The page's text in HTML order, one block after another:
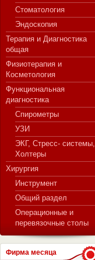
Стоматология
Эндоскопия
Терапия и Диагностика
общая
Физиотерапия и
Косметология
Функциональная
диагностика
Спирометры
УЗИ
ЭКГ, Стресс- системы,
Холтеры
Хирургия
Инструмент
Общий раздел
Операционные и
перевязочные столы
Фирма месяца